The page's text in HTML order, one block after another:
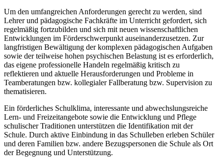
Um den umfangreichen Anforderungen gerecht zu werden, sind
Lehrer und pädagogische Fachkräfte im Unterricht gefordert, sich
regelmäßig fortzubilden und sich mit neuen wissenschaftlichen
Entwicklungen im Förderschwerpunkt auseinanderzusetzen. Zur
langfristigen Bewältigung der komplexen pädagogischen Aufgaben
sowie der teilweise hohen psychischen Belastung ist es erforderlich,
das eigene professionelle Handeln regelmäßig kritisch zu
reflektieren und aktuelle Herausforderungen und Probleme in
Teamberatungen bzw. kollegialer Fallberatung bzw. Supervision zu
thematisieren.
Ein förderliches Schulklima, interessante und abwechslungsreiche
Lern- und Freizeitangebote sowie die Entwicklung und Pflege
schulischer Traditionen unterstützen die Identifikation mit der
Schule. Durch aktive Einbindung in das Schulleben erleben Schüler
und deren Familien bzw. andere Bezugspersonen die Schule als Ort
der Begegnung und Unterstützung.